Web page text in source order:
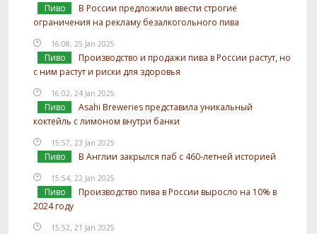
Пиво
В России предложили ввести строгие
ограничения на рекламу безалкогольного пива
16:08, 25 Jan 2025
Пиво
Производство и продажи пива в России растут, но
с ним растут и риски для здоровья
16:02, 24 Jan 2025
Пиво
Asahi Breweries представила уникальный
коктейль с лимоном внутри банки
15:57, 23 Jan 2025
Пиво В Англии закрылся паб с 460-летней историей
15:54, 22 Jan 2025
Пиво
Производство пива в России выросло на 10% в
2024 году
15:52, 21 Jan 2025